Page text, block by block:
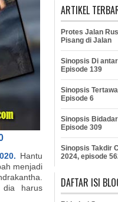
Hantu
menjadi
harus
ARTIKEL
Protes Jalan
Pisang di Jalan
Sinopsis Di
Episode 139
Sinopsis
Episode 6
Sinopsis
Episode 309
Sinopsis Takdir
2024, episode
DAFTAR ISI